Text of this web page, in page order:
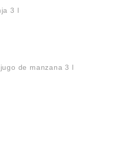
3 l
de manzana 3 l